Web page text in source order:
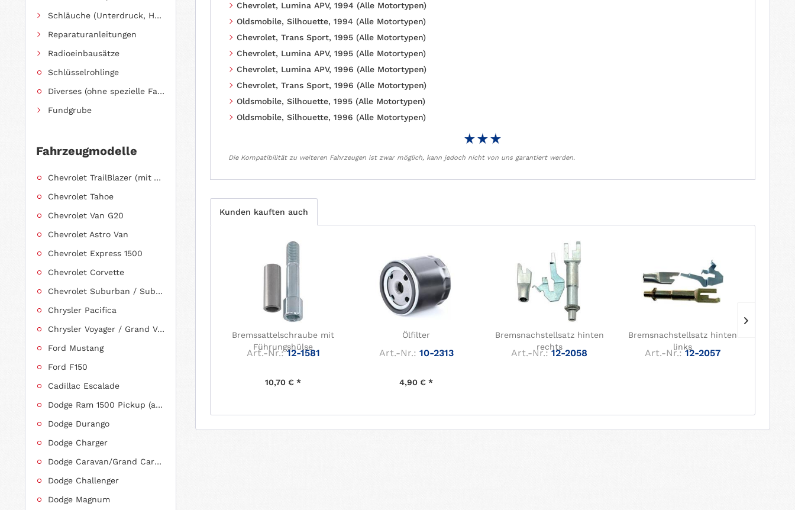
Schläuche (Unterdruck, Heizung, Kraftstoff usw.) und Zubehör
Reparaturanleitungen
Radioeinbausätze
Schlüsselrohlinge
Diverses (ohne spezielle Fahrzeugzuordnung)
Fundgrube
Fahrzeugmodelle
Chevrolet TrailBlazer (mit Allradantrieb)
Chevrolet Tahoe
Chevrolet Van G20
Chevrolet Astro Van
Chevrolet Express 1500
Chevrolet Corvette
Chevrolet Suburban / Suburban 1500
Chrysler Pacifica
Chrysler Voyager / Grand Voyager
Ford Mustang
Ford F150
Cadillac Escalade
Dodge Ram 1500 Pickup (ab 2011 siehe RAM)
Dodge Durango
Dodge Charger
Dodge Caravan/Grand Caravan
Dodge Challenger
Dodge Magnum
Chevrolet, Lumina APV, 1994 (Alle Motortypen)
Oldsmobile, Silhouette, 1994 (Alle Motortypen)
Chevrolet, Trans Sport, 1995 (Alle Motortypen)
Chevrolet, Lumina APV, 1995 (Alle Motortypen)
Chevrolet, Lumina APV, 1996 (Alle Motortypen)
Chevrolet, Trans Sport, 1996 (Alle Motortypen)
Oldsmobile, Silhouette, 1995 (Alle Motortypen)
Oldsmobile, Silhouette, 1996 (Alle Motortypen)
Die Kompatibilität zu weiteren Fahrzeugen ist zwar möglich, kann jedoch nicht von uns garantiert werden.
Kunden kauften auch
Bremssattelschraube mit
Führungshülse
Art.-Nr.: 12-1581
10,70 € *
Ölfilter
Art.-Nr.: 10-2313
4,90 € *
Bremsnachstellsatz hinten
rechts
Art.-Nr.: 12-2058
Bremsnachstellsatz hinten
links
Art.-Nr.: 12-2057